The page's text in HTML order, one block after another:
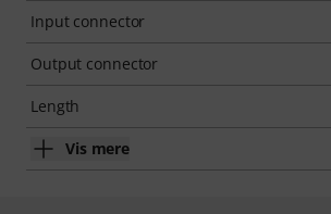
Input connector
Output connector
Length
Vis mere